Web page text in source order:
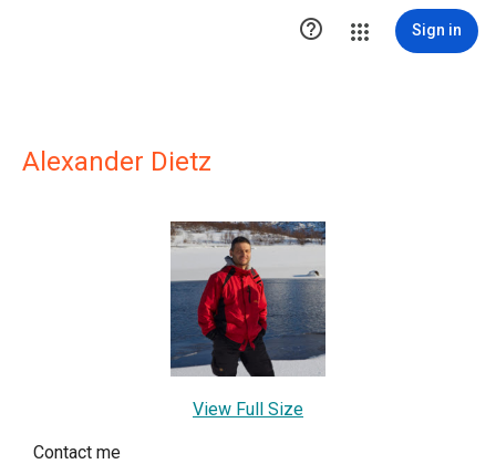
 Sign in
Alexander Dietz
View Full Size
Contact me